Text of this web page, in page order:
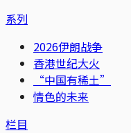
系列
2026伊朗战争
香港世纪大火
“中国有稀土”
情色的未来
栏目